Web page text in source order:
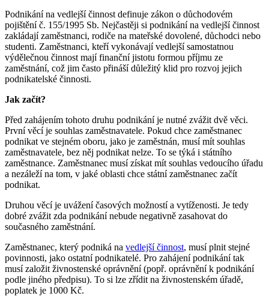
Podnikání na vedlejší činnost definuje zákon o důchodovém
pojištění č. 155/1995 Sb. Nejčastěji si podnikání na vedlejší činnost
zakládají zaměstnanci, rodiče na mateřské dovolené, důchodci nebo
studenti. Zaměstnanci, kteří vykonávají vedlejší samostatnou
výdělečnou činnost mají finanční jistotu formou příjmu ze
zaměstnání, což jim často přináší důležitý klid pro rozvoj jejich
podnikatelské činnosti.
Jak začít?
Před zahájením tohoto druhu podnikání je nutné zvážit dvě věci.
První věcí je souhlas zaměstnavatele. Pokud chce zaměstnanec
podnikat ve stejném oboru, jako je zaměstnán, musí mít souhlas
zaměstnavatele, bez něj podnikat nelze. To se týká i státního
zaměstnance. Zaměstnanec musí získat mít souhlas vedoucího úřadu
a nezáleží na tom, v jaké oblasti chce státní zaměstnanec začít
podnikat.
Druhou věcí je uvážení časových možností a vytíženosti. Je tedy
dobré zvážit zda podnikání nebude negativně zasahovat do
současného zaměstnání.
Zaměstnanec, který podniká na vedlejší činnost, musí plnit stejné
povinnosti, jako ostatní podnikatelé. Pro zahájení podnikání tak
musí založit živnostenské oprávnění (popř. oprávnění k podnikání
podle jiného předpisu). To si lze zřídit na živnostenském úřadě,
poplatek je 1000 Kč.